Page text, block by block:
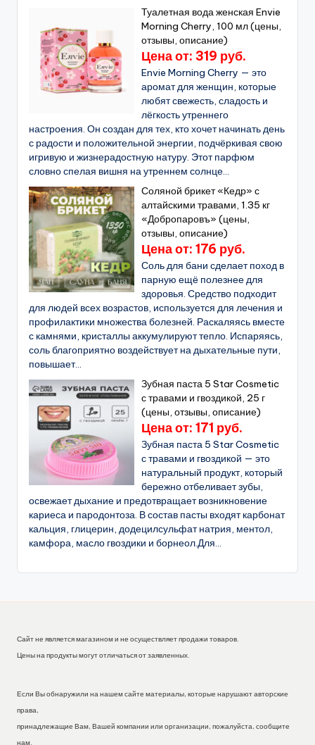
Туалетная вода женская Envie
Morning Cherry, 100 мл (цены,
отзывы, описание)
Цена от: 319 руб.
Envie Morning Cherry — это
аромат для женщин, которые
любят свежесть, сладость и
лёгкость утреннего
настроения. Он создан для тех, кто хочет начинать день
с радости и положительной энергии, подчёркивая свою
игривую и жизнерадостную натуру. Этот парфюм
словно спелая вишня на утреннем солнце...
Соляной брикет «Кедр» с
алтайскими травами, 1.35 кг
«Добропаровъ» (цены,
отзывы, описание)
Цена от: 176 руб.
Соль для бани сделает поход в
парную ещё полезнее для
здоровья. Средство подходит
для людей всех возрастов, используется для лечения и
профилактики множества болезней. Раскаляясь вместе
с камнями, кристаллы аккумулируют тепло. Испаряясь,
соль благоприятно воздействует на дыхательные пути,
повышает...
Зубная паста 5 Star Cosmetic
с травами и гвоздикой, 25 г
(цены, отзывы, описание)
Цена от: 171 руб.
Зубная паста 5 Star Cosmetic
с травами и гвоздикой — это
натуральный продукт, который
бережно отбеливает зубы,
освежает дыхание и предотвращает возникновение
кариеса и пародонтоза. В состав пасты входят карбонат
кальция, глицерин, додецилсульфат натрия, ментол,
камфора, масло гвоздики и борнеол.Для...
Сайт не является магазином и не осуществляет продажи товаров.
Цены на продукты могут отличаться от заявленных.
Если Вы обнаружили на нашем сайте материалы, которые нарушают авторские
права,
принадлежащие Вам, Вашей компании или организации, пожалуйста, сообщите
нам.